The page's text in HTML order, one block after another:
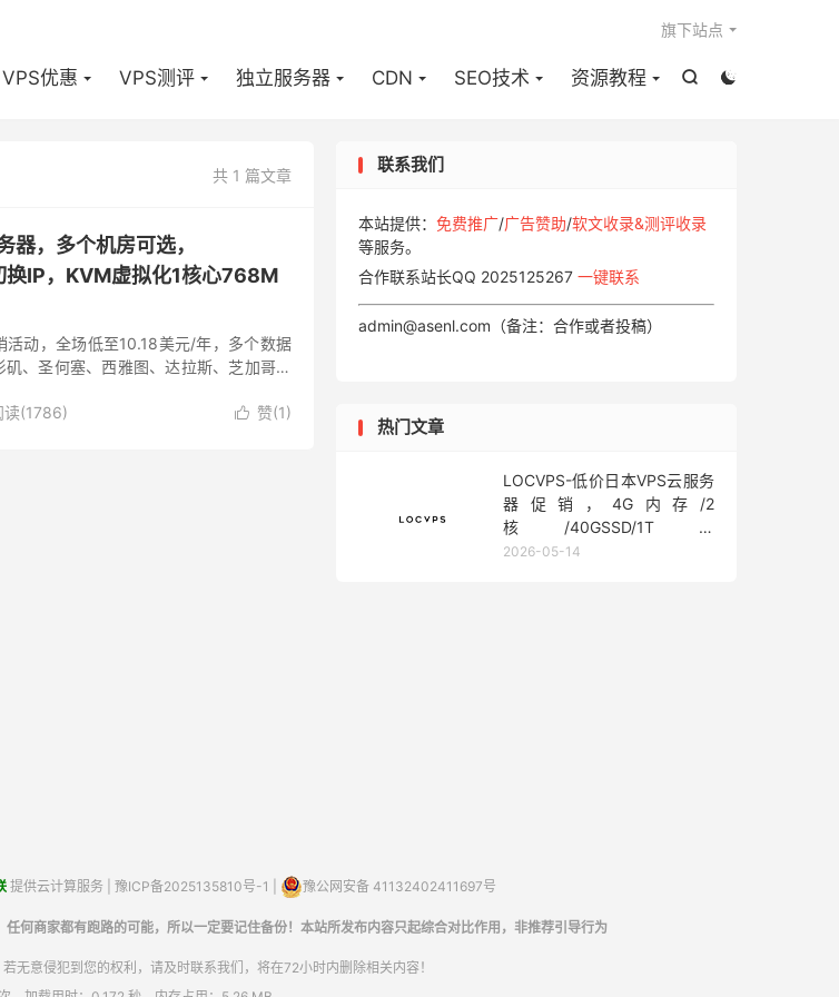


VPS优惠 VPS测评 独立服务器 CDN SEO技术 资源教程
旗下站点
共 1 篇文章
，多个机房可选，
IP，KVM虚拟化1核心768M
动，全场低至10.18美元/年，多个数据
、圣何塞、西雅图、达拉斯、芝加哥、
 赞(1)
读(1786)
联系我们
本站提供： 免费推广/广告赞助/软文收录&测评收录
等服务。
合作联系站长QQ 2025125267 一键联系
admin@asenl.com（备注：合作或者投稿）
热门文章
LOCVPS-低价日本VPS云服务
器促销，4G内存/2
核/40GSSD/1T流
量/450Mbps带宽，低至36元/
2026-05-14
提供云计算服务 | 豫ICP备2025135810号-1 豫公网安备 41132402411697号
任何商家都有跑路的可能，所以一定要记住备份！本站所发布内容只起综合对比作用，非推荐引导行为
无意侵犯到您的权利，请及时联系我们，将在72小时内删除相关内容！